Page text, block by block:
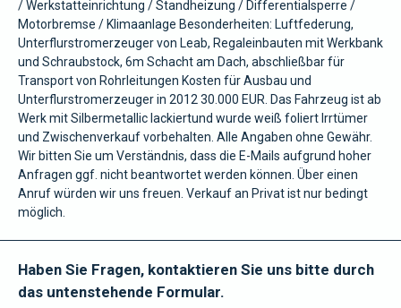
/ Werkstatteinrichtung / Standheizung / Differentialsperre /
Motorbremse / Klimaanlage Besonderheiten: Luftfederung,
Unterflurstromerzeuger von Leab, Regaleinbauten mit Werkbank
und Schraubstock, 6m Schacht am Dach, abschließbar für
Transport von Rohrleitungen Kosten für Ausbau und
Unterflurstromerzeuger in 2012 30.000 EUR. Das Fahrzeug ist ab
Werk mit Silbermetallic lackiertund wurde weiß foliert Irrtümer
und Zwischenverkauf vorbehalten. Alle Angaben ohne Gewähr.
Wir bitten Sie um Verständnis, dass die E-Mails aufgrund hoher
Anfragen ggf. nicht beantwortet werden können. Über einen
Anruf würden wir uns freuen. Verkauf an Privat ist nur bedingt
möglich.
Haben Sie Fragen, kontaktieren Sie uns bitte durch
das untenstehende Formular.